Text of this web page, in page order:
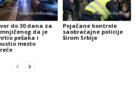
do 30 dana za
da je
pešaka i
mesto
Pojačane kontrole
saobraćajne policije
širom Srbije